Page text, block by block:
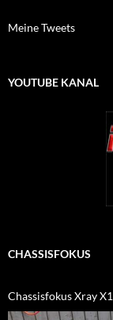
Meine Tweets
YOUTUBE KANAL
CHASSISFOKUS
Chassisfokus Xray